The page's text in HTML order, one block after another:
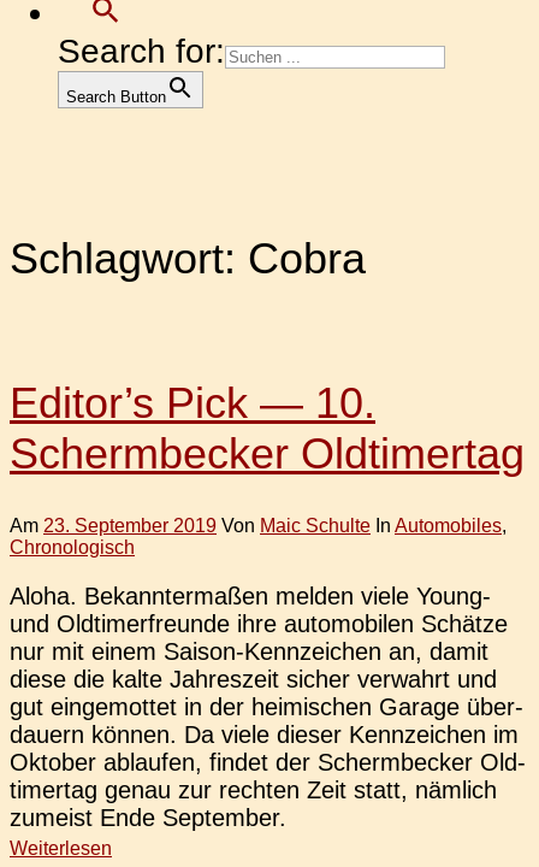
Search for:
Search Button
Schlagwort: Cobra
Editor’s Pick — 10.
Schermbecker Oldtimertag
Am 23. September 2019 Von Maic Schulte In Automobiles,
Chronologisch
Aloha. Bekann­ter­ma­ßen melden viele Young-
und Old­ti­mer­freun­de ihre auto­mo­bi­len Schät­ze
nur mit einem Saison-Ken­n­­zei­chen an, damit
diese die kalte Jah­res­zeit sicher ver­wahrt und
gut ein­ge­mot­tet in der hei­mi­schen Garage über­
dau­ern können. Da viele dieser Kenn­zei­chen im
Okto­ber ablau­fen, findet der Scherm­be­cker Old­
ti­mer­tag genau zur rech­ten Zeit statt, näm­lich
zumeist Ende September.
Weiterlesen